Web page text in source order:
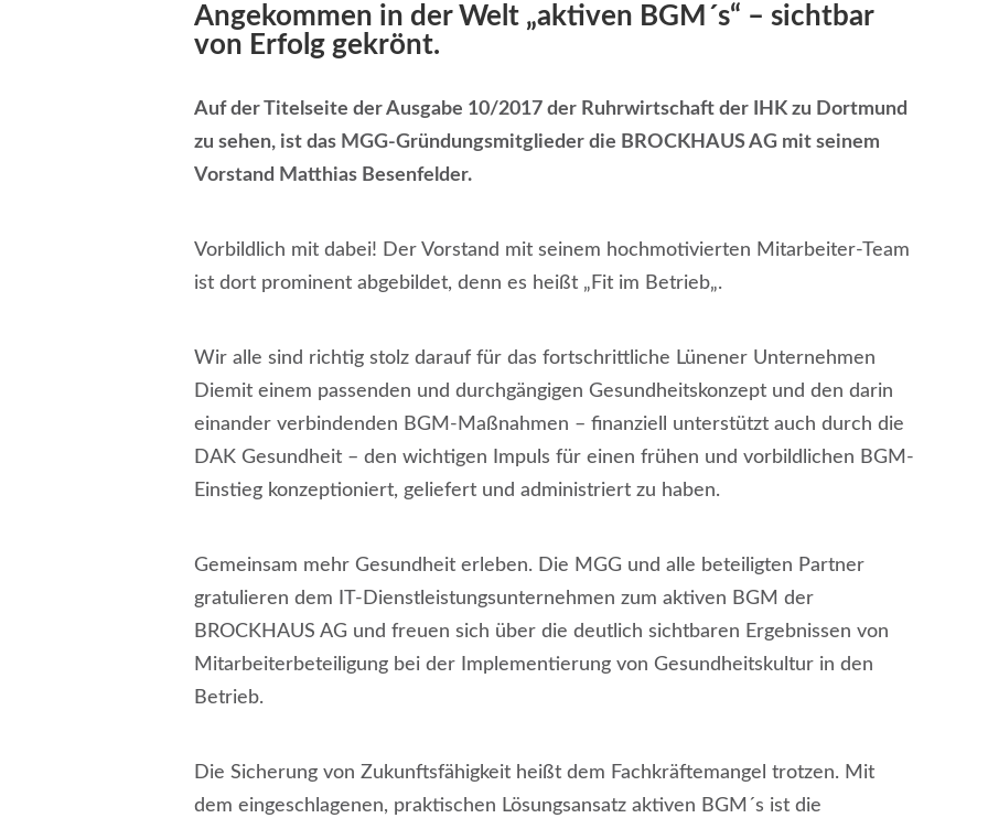
Angekommen in der Welt „aktiven BGM´s“ – sichtbar
von Erfolg gekrönt.
Auf der Titelseite der Ausgabe 10/2017 der Ruhrwirtschaft der IHK zu Dortmund
zu sehen, ist das MGG-Gründungsmitglieder die BROCKHAUS AG mit seinem
Vorstand Matthias Besenfelder.
Vorbildlich mit dabei! Der Vorstand mit seinem hochmotivierten Mitarbeiter-Team
ist dort prominent abgebildet, denn es heißt „Fit im Betrieb„.
Wir alle sind richtig stolz darauf für das fortschrittliche Lünener Unternehmen
Diemit einem passenden und durchgängigen Gesundheitskonzept und den darin
einander verbindenden BGM-Maßnahmen – finanziell unterstützt auch durch die
DAK Gesundheit – den wichtigen Impuls für einen frühen und vorbildlichen BGM-
Einstieg konzeptioniert, geliefert und administriert zu haben.
Gemeinsam mehr Gesundheit erleben. Die MGG und alle beteiligten Partner
gratulieren dem IT-Dienstleistungsunternehmen zum aktiven BGM der
BROCKHAUS AG und freuen sich über die deutlich sichtbaren Ergebnissen von
Mitarbeiterbeteiligung bei der Implementierung von Gesundheitskultur in den
Betrieb.
Die Sicherung von Zukunftsfähigkeit heißt dem Fachkräftemangel trotzen. Mit
dem eingeschlagenen, praktischen Lösungsansatz aktiven BGM´s ist die